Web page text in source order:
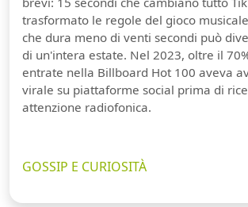
trasformato le regole del gioco
che dura meno di venti secondi può
di un'intera estate. Nel 2023, oltre il
entrate nella Billboard Hot 100 aveva
virale su piattaforme social prima di
attenzione radiofonica.
GOSSIP E CURIOSITÀ